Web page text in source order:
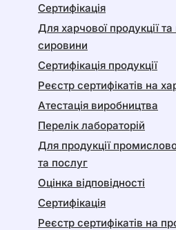
Сертифікація
Для харчової продукції
сировини
Сертифікація продукції
Реєстр сертифікатів на
Атестація виробництва
Перелік лабораторій
Для продукції
та послуг
Оцінка відповідності
Сертифікація
Реєстр сертифікатів на